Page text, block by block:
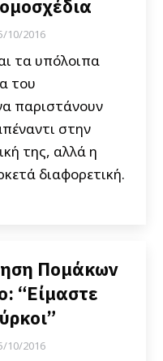
10/2016
τα υπόλοιπα
του
παριστάνουν
στην
της, αλλά η
διαφορετική.
Πομάκων
“Είμαστε
10/2016